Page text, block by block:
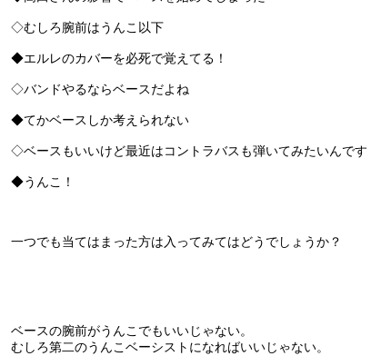
◇むしろ腕前はうんこ以下
◆エルレのカバーを必死で覚えてる！
◇バンドやるならベースだよね
◆てかベースしか考えられない
◇ベースもいいけど最近はコントラバスも弾いてみたいんです
◆うんこ！
一つでも当てはまった方は入ってみてはどうでしょうか？
ベースの腕前がうんこでもいいじゃない。
むしろ第二のうんこベーシストになればいいじゃない。